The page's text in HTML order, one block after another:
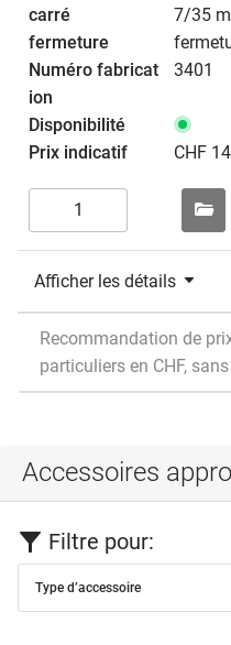
7/35
3401
CHF
Afficher les détails
Recommandation de
particuliers en CHF,
Accessoires
Filtre pour:
Type d’accessoire